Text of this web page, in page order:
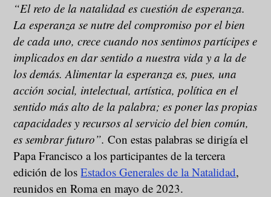
“El reto de la natalidad es cuestión de esperanza.
La esperanza se nutre del compromiso por el bien
de cada uno, crece cuando nos sentimos partícipes e
implicados en dar sentido a nuestra vida y a la de
los demás. Alimentar la esperanza es, pues, una
acción social, intelectual, artística, política en el
sentido más alto de la palabra; es poner las propias
capacidades y recursos al servicio del bien común,
es sembrar futuro”.Con estas palabras se dirigía el
Papa Francisco a los participantes de la tercera
edición de losEstados Generales de la Natalidad,
reunidos en Roma en mayo de 2023.